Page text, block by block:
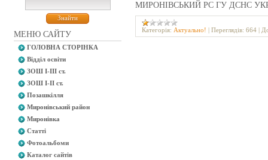
МЕНЮ САЙТУ
ГОЛОВНА СТОРІНКА
Відділ освіти
ЗОШ І-ІІІ ст.
ЗОШ І-ІІ ст.
Позашкілля
Миронівський район
Миронівка
Статті
Фотоальбоми
Каталог сайтів
МИРОНІВСЬКИЙ РС ГУ ДСНС
Категорія: Актуально! | Переглядів: 664 |